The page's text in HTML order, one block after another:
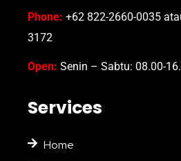
Phone: +62 822-2660-0035
3172
Open: Senin – Sabtu: 08.00-
Services
Home